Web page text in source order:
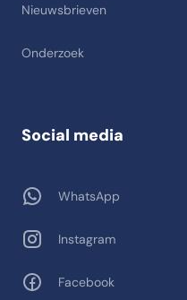
Nieuwsbrieven
Onderzoek
Social media
WhatsApp
Instagram
Facebook